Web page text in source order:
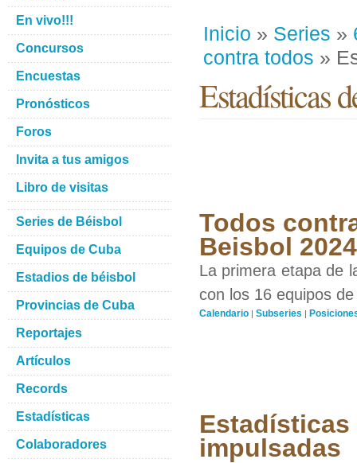
Inicio » Series »
contra todos »
Estadísticas
Todos
Beisbol 2024
La primera etapa de
con los 16 equipos
Calendario | Subseries |
Estadísticas
impulsadas
En vivo!!!
Concursos
Encuestas
Pronósticos
Foros
Invita a tus amigos
Libro de visitas
Series de Béisbol
Equipos de Cuba
Estadios de béisbol
Provincias de Cuba
Reportajes
Artículos
Records
Estadísticas
Colaboradores